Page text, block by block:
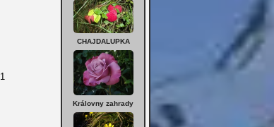
CHAJDALUPKA
Královny zahrady
1